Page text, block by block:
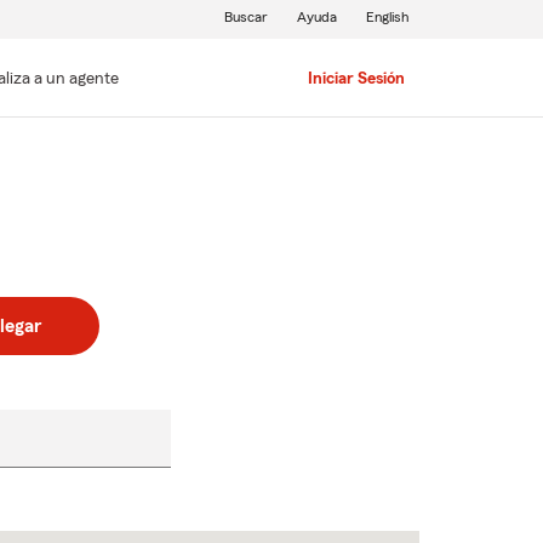
a un agente Iniciar Sesión
Buscar Ayuda English